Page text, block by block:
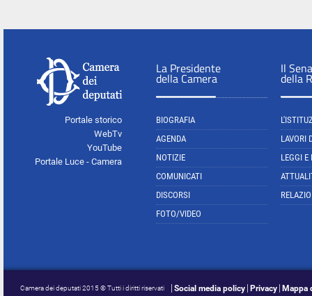
Portale storico
WebTv
YouTube
Portale Luce - Camera
La Presidente
della Camera
BIOGRAFIA
AGENDA
NOTIZIE
COMUNICATI
DISCORSI
FOTO/VIDEO
Il
della
LAVORI
LEGGI E
Camera dei deputati 2015 © Tutti i diritti riservati Social media policy Privacy Mappa